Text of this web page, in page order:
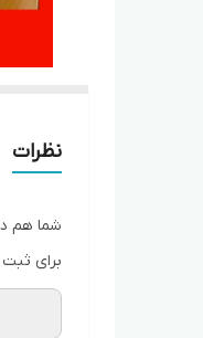
نظرات
شما هم
برای